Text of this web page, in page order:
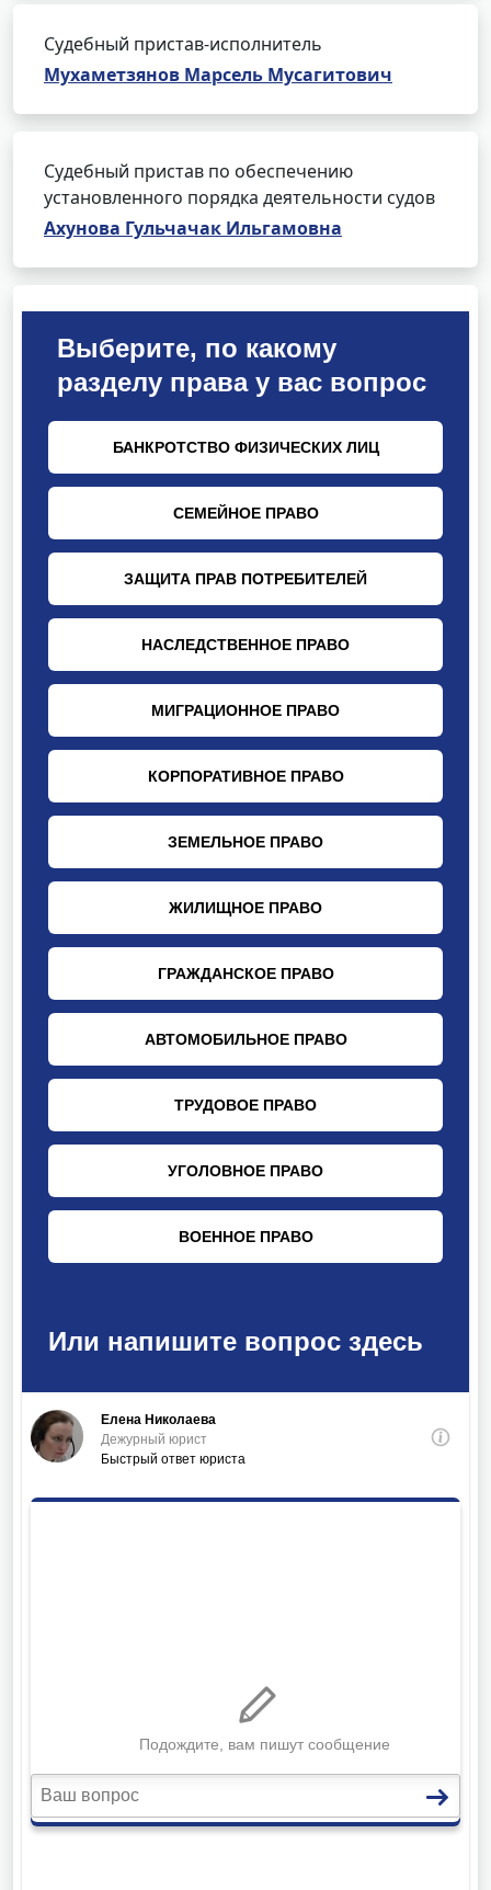
Судебный пристав-исполнитель
Мухаметзянов Марсель Мусагитович
Судебный пристав по обеспечению
установленного порядка деятельности судов
Ахунова Гульчачак Ильгамовна